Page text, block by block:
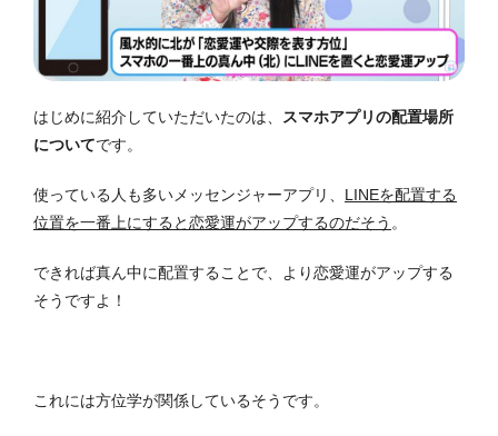
はじめに紹介していただいたのは、
スマホアプリの配置場所
についてです。
使っている人も多いメッセンジャーアプリ、 LINEを配置する
位置を一番上にすると恋愛運がアップするのだそう 。
できれば真ん中に配置することで、より恋愛運がアップする
そうですよ！
これには方位学が関係しているそうです。